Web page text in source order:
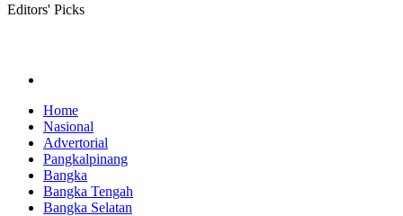
Editors' Picks
Home
Nasional
Advertorial
Pangkalpinang
Bangka
Bangka Tengah
Bangka Selatan